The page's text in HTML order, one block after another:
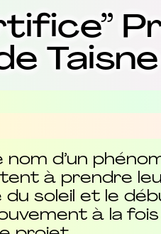
Taisne
nom d’un
à prendre
du soleil et le
à la